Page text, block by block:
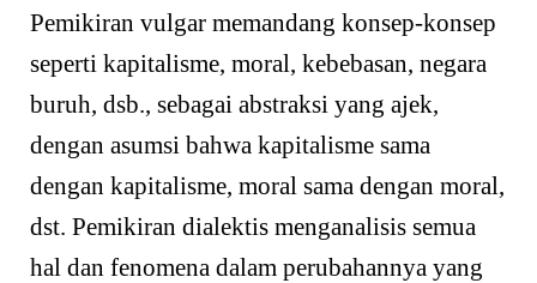
Pemikiran vulgar memandang konsep-konsep
seperti kapitalisme, moral, kebebasan, negara
buruh, dsb., sebagai abstraksi yang ajek,
dengan asumsi bahwa kapitalisme sama
dengan kapitalisme, moral sama dengan moral,
dst. Pemikiran dialektis menganalisis semua
hal dan fenomena dalam perubahannya yang